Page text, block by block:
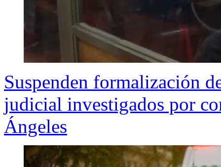
Suspenden formalización
judicial investigados por
Ángeles